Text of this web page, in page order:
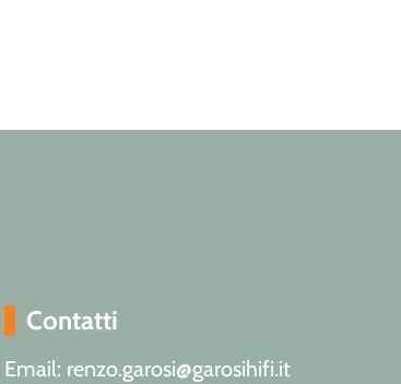
Contatti
Email: renzo.garosi@garosihifi.it